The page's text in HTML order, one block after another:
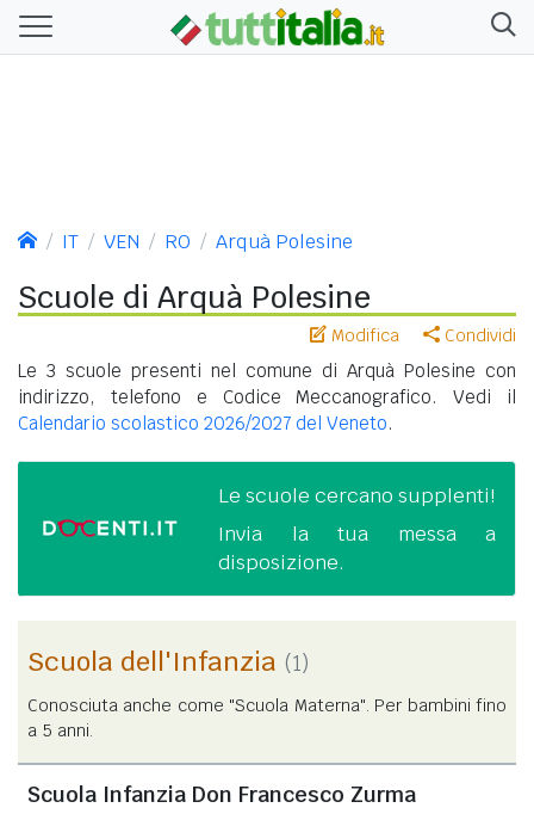
IT VEN RO Arquà Polesine
Scuole di Arquà Polesine
Modifica Condividi
Le 3 scuole presenti nel comune di Arquà Polesine con
indirizzo, telefono e Codice Meccanografico. Vedi il
Calendario scolastico 2026/2027 del Veneto.
Le scuole cercano supplenti!
Invia la tua messa a
disposizione.
Scuola dell'Infanzia (1)
Conosciuta anche come "Scuola Materna". Per bambini fino
a 5 anni.
Scuola Infanzia Don Francesco Zurma